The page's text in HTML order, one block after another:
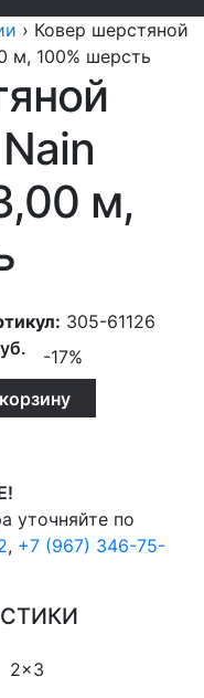
› Ковер шерстяной
м, 100% шерсть
м,
305-61126
-17%
уточняйте по
, +7 (967) 346-75-
2×3